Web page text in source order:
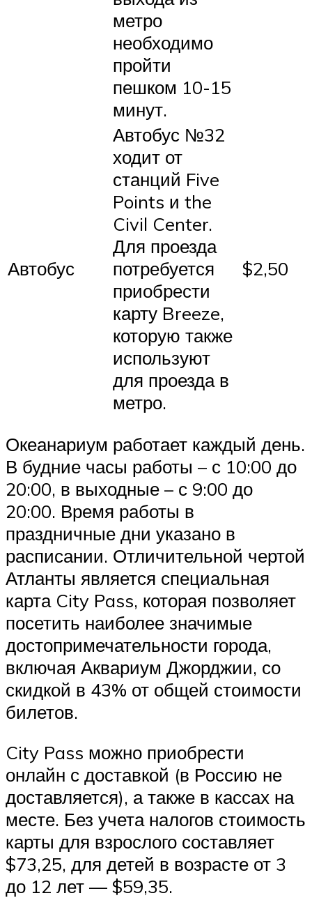
метро
необходимо
пройти
пешком 10-15
минут.
Автобус
Автобус №32
ходит от
станций Five
Points и the
Civil Center.
Для проезда
потребуется
приобрести
карту Breeze,
которую также
используют
для проезда в
метро.
$2,50
Океанариум работает каждый день.
В будние часы работы – с 10:00 до
20:00, в выходные – с 9:00 до
20:00. Время работы в
праздничные дни указано в
расписании. Отличительной чертой
Атланты является специальная
карта City Pass, которая позволяет
посетить наиболее значимые
достопримечательности города,
включая Аквариум Джорджии, со
скидкой в 43% от общей стоимости
билетов.
City Pass можно приобрести
онлайн с доставкой (в Россию не
доставляется), а также в кассах на
месте. Без учета налогов стоимость
карты для взрослого составляет
$73,25, для детей в возрасте от 3
до 12 лет — $59,35.